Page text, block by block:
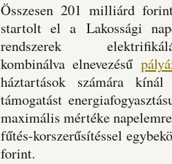
Összesen 201 milliárd
startolt el a Lakossági
rendszerek
kombinálva elnevezésű
háztartások számára
támogatást
maximális mértéke
fűtés-korszerűsítéssel
forint.